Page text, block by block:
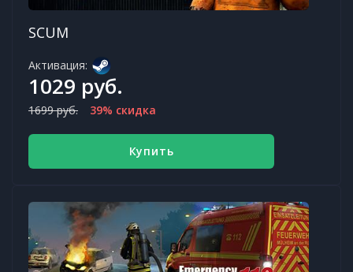
SCUM
Активация:
1029 руб.
1699 руб. 39% скидка
Купить